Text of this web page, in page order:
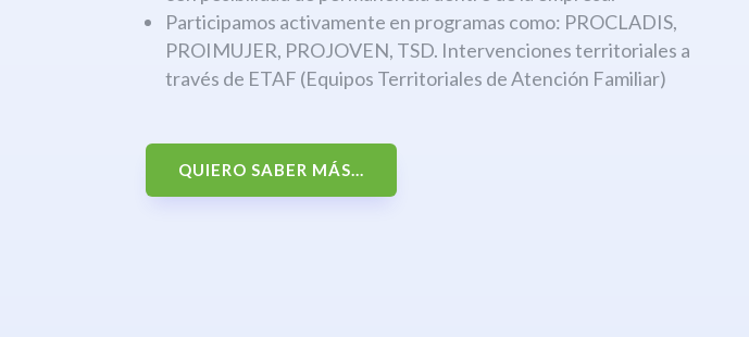
Participamos activamente en programas como: PROCLADIS,
PROIMUJER, PROJOVEN, TSD. Intervenciones territoriales a
través de ETAF (Equipos Territoriales de Atención Familiar)
QUIERO SABER MÁS...